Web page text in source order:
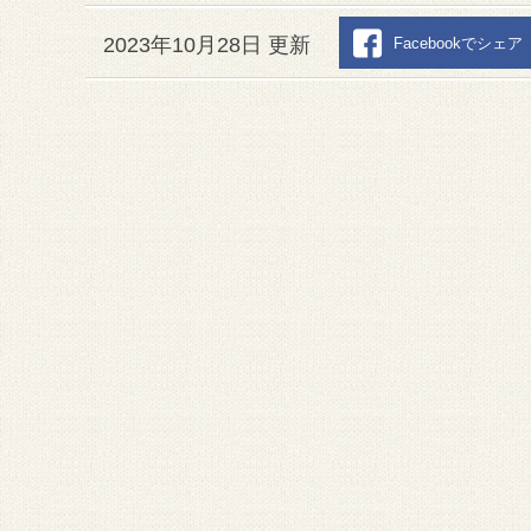
2023年10月28日 更新 Facebookでシェア